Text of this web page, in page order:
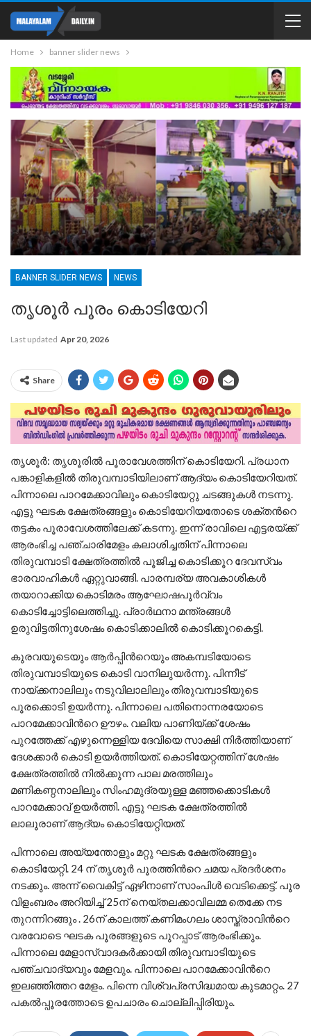
Home banner slider news
BANNER SLIDER NEWS NEWS
തൃശൂർ പൂരം കൊടിയേറി
Last updated Apr 20, 2026
Share
തൃശൂര്‍: തൃശൂരില്‍ പൂരാവേശത്തിന് കൊടിയേറി. പ്രധാന
പങ്കാളികളില്‍ തിരുവമ്പാടിയിലാണ് ആദ്യം കൊടിയേറിയത്.
പിന്നാലെ പാറമേക്കാവിലും കൊടിയേറ്റു ചടങ്ങുകള്‍ നടന്നു.
എട്ടു ഘടക ക്ഷേത്രങ്ങളും കൊടിയേറിയതോടെ ശക്തന്‍റെ
തട്ടകം പൂരാവേശത്തിലേക്ക് കടന്നു. ഇന്ന് രാവിലെ എട്ടരയ്ക്ക്
ആരംഭിച്ച പഞ്ചാരിമേളം കലാശിച്ചതിന് പിന്നാലെ
തിരുവമ്പാടി ക്ഷേത്രത്തില്‍ പൂജിച്ച കൊടിക്കൂറ ദേവസ്വം
ഭാരവാഹികള്‍ ഏറ്റുവാങ്ങി. പാരമ്പര്യ അവകാശികള്‍
തയാറാക്കിയ കൊടിമരം ആഘോഷപൂര്‍വ്വം
കൊടിച്ചോട്ടിലെത്തിച്ചു. പ്രാര്‍ഥനാ മന്ത്രങ്ങള്‍
ഉരുവിട്ടതിനുശേഷം കൊടിക്കാലില്‍ കൊടിക്കൂറകെട്ടി.
കുരവയുടെയും ആര്‍പ്പിന്‍റെയും അകമ്പടിയോടെ
തിരുവമ്പാടിയുടെ കൊടി വാനിലുയര്‍ന്നു. പിന്നീട്
നായ്ക്കനാലിലും നടുവിലാലിലും തിരുവമ്പാടിയുടെ
പൂരക്കൊടി ഉയര്‍ന്നു. പിന്നാലെ പതിനൊന്നരയോടെ
പാറമേക്കാവിന്‍റെ ഊഴം. വലിയ പാണിയ്ക്ക് ശേഷം
പുറത്തേക്ക് എഴുന്നെള്ളിയ ദേവിയെ സാക്ഷി നിര്‍ത്തിയാണ്
ദേശക്കാര്‍ കൊടി ഉയര്‍ത്തിയത്. കൊടിയേറ്റത്തിന് ശേഷം
ക്ഷേത്രത്തില്‍ നില്‍ക്കുന്ന പാല മരത്തിലും
മണികണ്ഠനാലിലും സിംഹമുദ്രയുള്ള മഞ്ഞക്കൊടികള്‍
പാറമേക്കാവ് ഉയര്‍ത്തി. എട്ടു ഘടക ക്ഷേത്രത്തില്‍
ലാലൂരാണ് ആദ്യം കൊടിയേറ്റിയത്.
പിന്നാലെ അയ്യന്തോളും മറ്റു ഘടക ക്ഷേത്രങ്ങളും
കൊടിയേറ്റി. 24 ന് തൃശൂര്‍ പൂരത്തിന്‍റെ ചമയ പ്രദര്‍ശനം
നടക്കും. അന്ന് വൈകിട്ട് ഏഴിനാണ് സാംപിള്‍ വെടിക്കെട്ട്. പൂര
വിളംബരം അറിയിച്ച് 25ന് നെയ്തലക്കാവിലമ്മ തെക്കേ നട
തുറന്നിറങ്ങും . 26ന് കാലത്ത് കണിമംഗലം ശാസ്ത്രാവിന്‍റെ
വരവോടെ ഘടക പൂരങ്ങളുടെ പുറപ്പാട് ആരംഭിക്കും.
പിന്നാലെ മേളാസ്വാദകര്‍ക്കായി തിരുവമ്പാടിയുടെ
പഞ്ചവാദ്യവും മേളവും. പിന്നാലെ പാറമേക്കാവിന്‍റെ
ഇലഞ്ഞിത്തറ മേളം. പിന്നെ വിശ്വപ്രസിദ്ധമായ കുടമാറ്റം. 27
പകല്‍പ്പൂരത്തോടെ ഉപചാരം ചൊല്ലിപ്പിരിയും.